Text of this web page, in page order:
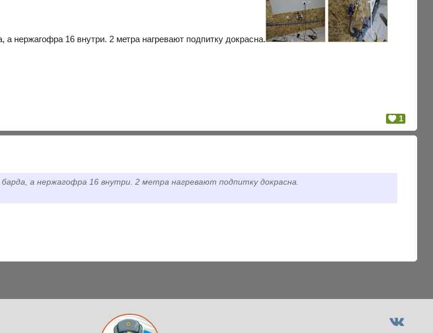
нержагофра 16 внутри. 2 метра нагревают подпитку докрасна.
1
а нержагофра 16 внутри. 2 метра нагревают подпитку докрасна.